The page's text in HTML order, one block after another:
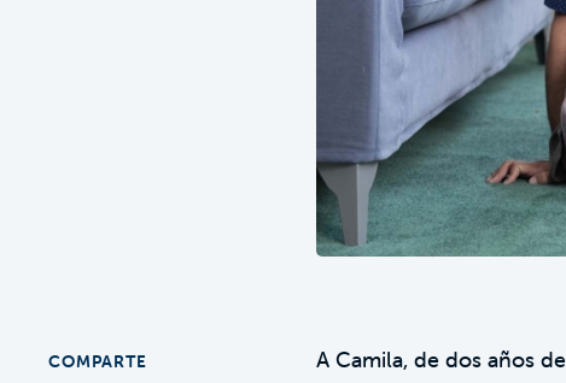
A Camila, de dos años
COMPARTE